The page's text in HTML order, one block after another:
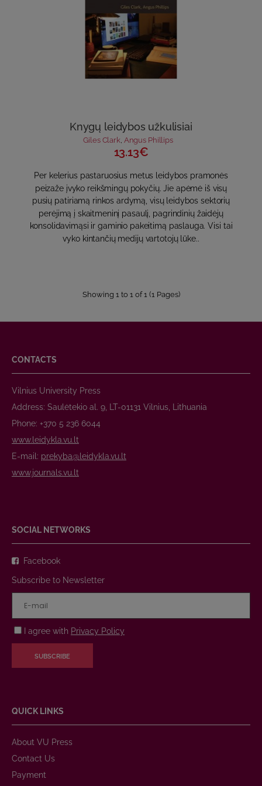
Knygų leidybos užkulisiai
Giles Clark, Angus Phillips
13.13€
Per kelerius pastaruosius metus leidybos pramonės
peizaže įvyko reikšmingų pokyčių. Jie apėmė iš visų
pusių patiriamą rinkos ardymą, visų leidybos sektorių
perėjimą į skaitmeninį pasaulį, pagrindinių žaidėjų
konsolidavimąsi ir gaminio pakeitimą paslauga. Visi tai
vyko kintančių medijų vartotojų lūke..
Showing 1 to 1 of 1 (1 Pages)
CONTACTS
Vilnius University Press
Address: Saulėtekio al. 9, LT-01131 Vilnius, Lithuania
Phone: +370 5 236 6044
www.leidykla.vu.lt
E-mail: prekyba@leidykla.vu.lt
www.journals.vu.lt
SOCIAL NETWORKS
Facebook
Subscribe to Newsletter
I agree with Privacy Policy
SUBSCRIBE
QUICK LINKS
About VU Press
Contact Us
Payment